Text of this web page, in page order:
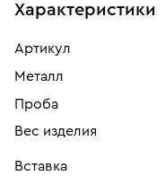
Характеристики
Артикул
Металл
Проба
Вес изделия
Вставка